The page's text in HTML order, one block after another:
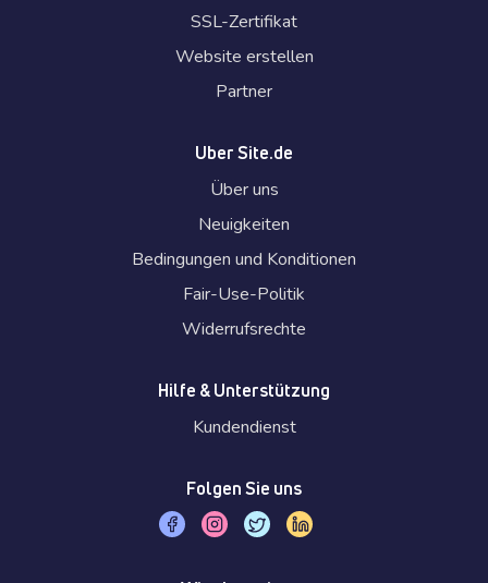
SSL-Zertifikat
Website erstellen
Partner
Uber Site.de
Über uns
Neuigkeiten
Bedingungen und Konditionen
Fair-Use-Politik
Widerrufsrechte
Hilfe & Unterstützung
Kundendienst
Folgen Sie uns